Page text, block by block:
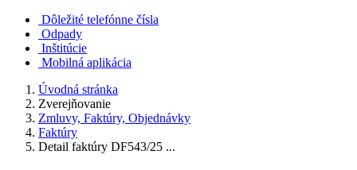
Dôležité telefónne čísla
Odpady
Inštitúcie
Mobilná aplikácia
Úvodná stránka
Zverejňovanie
Zmluvy, Faktúry, Objednávky
Faktúry
Detail faktúry DF543/25 ...